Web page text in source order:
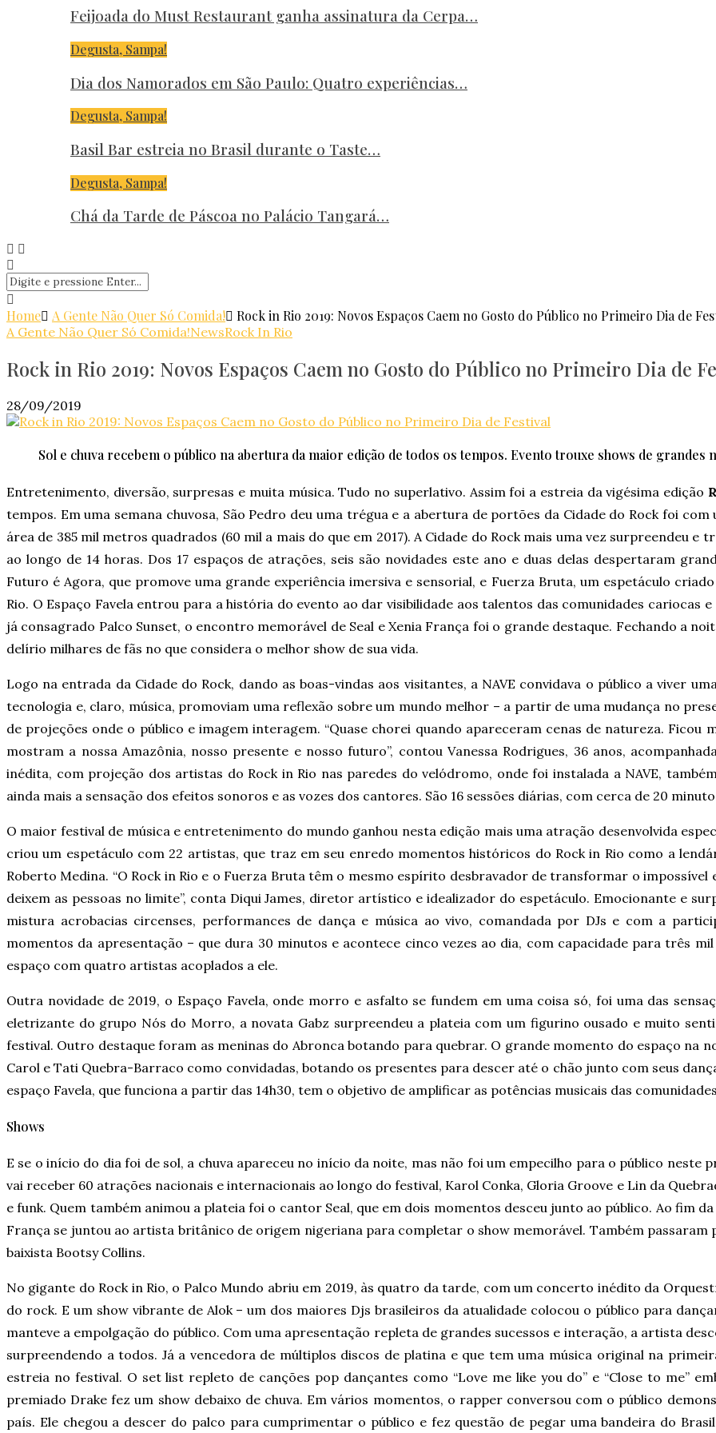
Feijoada do Must Restaurant ganha assinatura da Cerpa…
Degusta, Sampa!
Dia dos Namorados em São Paulo: Quatro experiências…
Degusta, Sampa!
Basil Bar estreia no Brasil durante o Taste…
Degusta, Sampa!
Chá da Tarde de Páscoa no Palácio Tangará…
Home A Gente Não Quer Só Comida! Rock in Rio 2019: Novos Espaços Caem no Gosto do Público no Primeiro Dia de
A Gente Não Quer Só Comida!NewsRock In Rio
Rock in Rio 2019: Novos Espaços Caem no Gosto do Público no Primeiro Dia de
28/09/2019
Sol e chuva recebem o público na abertura da maior edição de todos os tempos. Evento trouxe shows de grandes
Entretenimento, diversão, surpresas e muita música. Tudo no superlativo. Assim foi a estreia da vigésima edição
tempos. Em uma semana chuvosa, São Pedro deu uma trégua e a abertura de portões da Cidade do Rock foi
área de 385 mil metros quadrados (60 mil a mais do que em 2017). A Cidade do Rock mais uma vez surpreendeu
ao longo de 14 horas. Dos 17 espaços de atrações, seis são novidades este ano e duas delas despertaram
Futuro é Agora, que promove uma grande experiência imersiva e sensorial, e Fuerza Bruta, um espetáculo
Rio. O Espaço Favela entrou para a história do evento ao dar visibilidade aos talentos das comunidades cariocas
já consagrado Palco Sunset, o encontro memorável de Seal e Xenia França foi o grande destaque. Fechando a
delírio milhares de fãs no que considera o melhor show de sua vida.
Logo na entrada da Cidade do Rock, dando as boas-vindas aos visitantes, a NAVE convidava o público a viver
tecnologia e, claro, música, promoviam uma reflexão sobre um mundo melhor – a partir de uma mudança no
de projeções onde o público e imagem interagem. “Quase chorei quando apareceram cenas de natureza. Ficou
mostram a nossa Amazônia, nosso presente e nosso futuro”, contou Vanessa Rodrigues, 36 anos,
inédita, com projeção dos artistas do Rock in Rio nas paredes do velódromo, onde foi instalada a NAVE,
ainda mais a sensação dos efeitos sonoros e as vozes dos cantores. São 16 sessões diárias, com cerca de 20
O maior festival de música e entretenimento do mundo ganhou nesta edição mais uma atração desenvolvida
criou um espetáculo com 22 artistas, que traz em seu enredo momentos históricos do Rock in Rio como a
Roberto Medina. “O Rock in Rio e o Fuerza Bruta têm o mesmo espírito desbravador de transformar o
deixem as pessoas no limite”, conta Diqui James, diretor artístico e idealizador do espetáculo. Emocionante e
mistura acrobacias circenses, performances de dança e música ao vivo, comandada por DJs e com a
momentos da apresentação – que dura 30 minutos e acontece cinco vezes ao dia, com capacidade para três
espaço com quatro artistas acoplados a ele.
Outra novidade de 2019, o Espaço Favela, onde morro e asfalto se fundem em uma coisa só, foi uma das
eletrizante do grupo Nós do Morro, a novata Gabz surpreendeu a plateia com um figurino ousado e muito
festival. Outro destaque foram as meninas do Abronca botando para quebrar. O grande momento do espaço na
Carol e Tati Quebra-Barraco como convidadas, botando os presentes para descer até o chão junto com seus
espaço Favela, que funciona a partir das 14h30, tem o objetivo de amplificar as potências musicais das
Shows
E se o início do dia foi de sol, a chuva apareceu no início da noite, mas não foi um empecilho para o público neste
vai receber 60 atrações nacionais e internacionais ao longo do festival, Karol Conka, Gloria Groove e Lin da
e funk. Quem também animou a plateia foi o cantor Seal, que em dois momentos desceu junto ao público. Ao fim
França se juntou ao artista britânico de origem nigeriana para completar o show memorável. Também passaram
baixista Bootsy Collins.
No gigante do Rock in Rio, o Palco Mundo abriu em 2019, às quatro da tarde, com um concerto inédito da
do rock. E um show vibrante de Alok – um dos maiores Djs brasileiros da atualidade colocou o público para
manteve a empolgação do público. Com uma apresentação repleta de grandes sucessos e interação, a artista
surpreendendo a todos. Já a vencedora de múltiplos discos de platina e que tem uma música original na
estreia no festival. O set list repleto de canções pop dançantes como “Love me like you do” e “Close to me”
premiado Drake fez um show debaixo de chuva. Em vários momentos, o rapper conversou com o público
país. Ele chegou a descer do palco para cumprimentar o público e fez questão de pegar uma bandeira do